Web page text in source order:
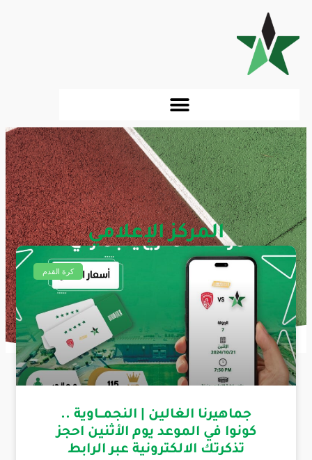
المركز الإعلامي
أخبار وتغطيات النادي كرة القدم
جماهيرنا الغالين | النجمـــاوية ..
كونوا في الموعد يوم الأثنين احجز
تذكرتك الالكترونية عبر الرابط